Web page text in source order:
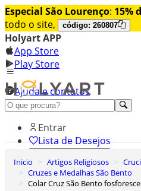
Especial São Lourenço: 15%
todo o site,
código: 260807
Holyart APP
App Store
Play Store
Ajuda e contatos
Conheça premium
Entrar
Lista de Desejos
0
Carrinho de Compras
Inicio Artigos Religiosos
Cruzes e Medalhas São Bento
Colar Cruz São Bento